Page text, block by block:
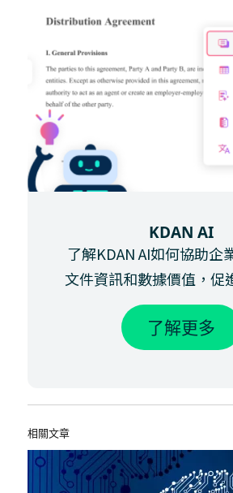
KDAN AI
了解KDAN AI如何協助企
文件資訊和數據價值，促
了解更多
相關文章